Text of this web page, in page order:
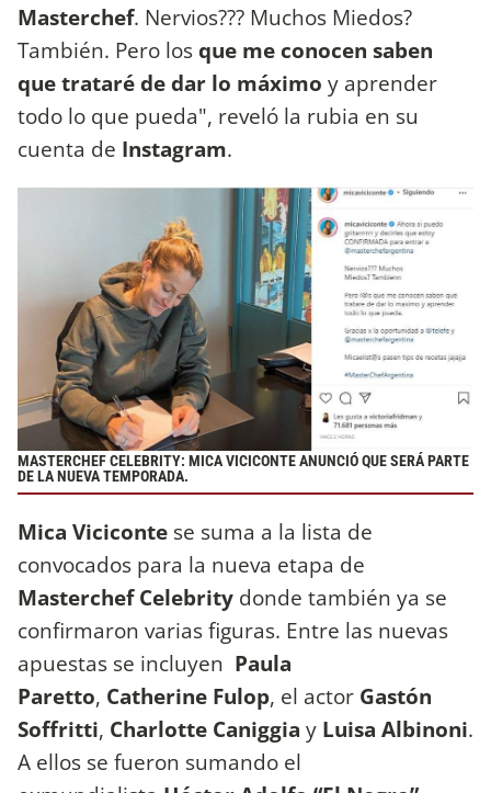
Masterchef. Nervios??? Muchos Miedos?
También. Pero losque me conocen saben
que trataré de dar lo máximo y aprender
todo lo que pueda", reveló la rubia en su
cuenta de Instagram.
MASTERCHEF CELEBRITY: MICA VICICONTE ANUNCIÓ QUE SERÁ PARTE
DE LA NUEVA TEMPORADA.
Mica Viciconte se suma a la lista de
convocados para la nueva etapa de
Masterchef Celebrity donde también ya se
confirmaron varias figuras. Entre las nuevas
apuestas se incluyen Paula
Paretto, Catherine Fulop, el actor Gastón
Soffritti, Charlotte Caniggia y Luisa Albinoni.
A ellos se fueron sumando el